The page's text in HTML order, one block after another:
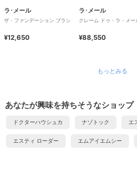
ラ･メール
ザ・ファンデーション ブラシ
¥12,650
ラ･メール
クレーム ドゥ・ラ・メー
¥88,550
もっとみる
あなたが興味を持ちそうなショップ
ドクターハウシュカ ナゾトック エ
エスティ ローダー エムアイエムシー